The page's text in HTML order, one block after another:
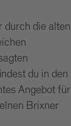
durch die alten
du in den
Angebot für
Brixner